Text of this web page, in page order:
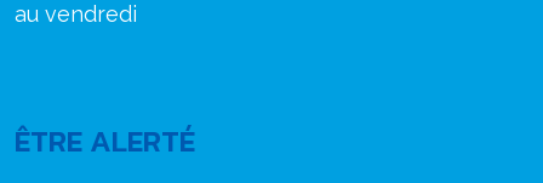
au vendredi
ÊTRE ALERTÉ